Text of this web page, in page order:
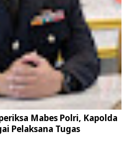
Mabes Polri, Kapolda
Pelaksana Tugas